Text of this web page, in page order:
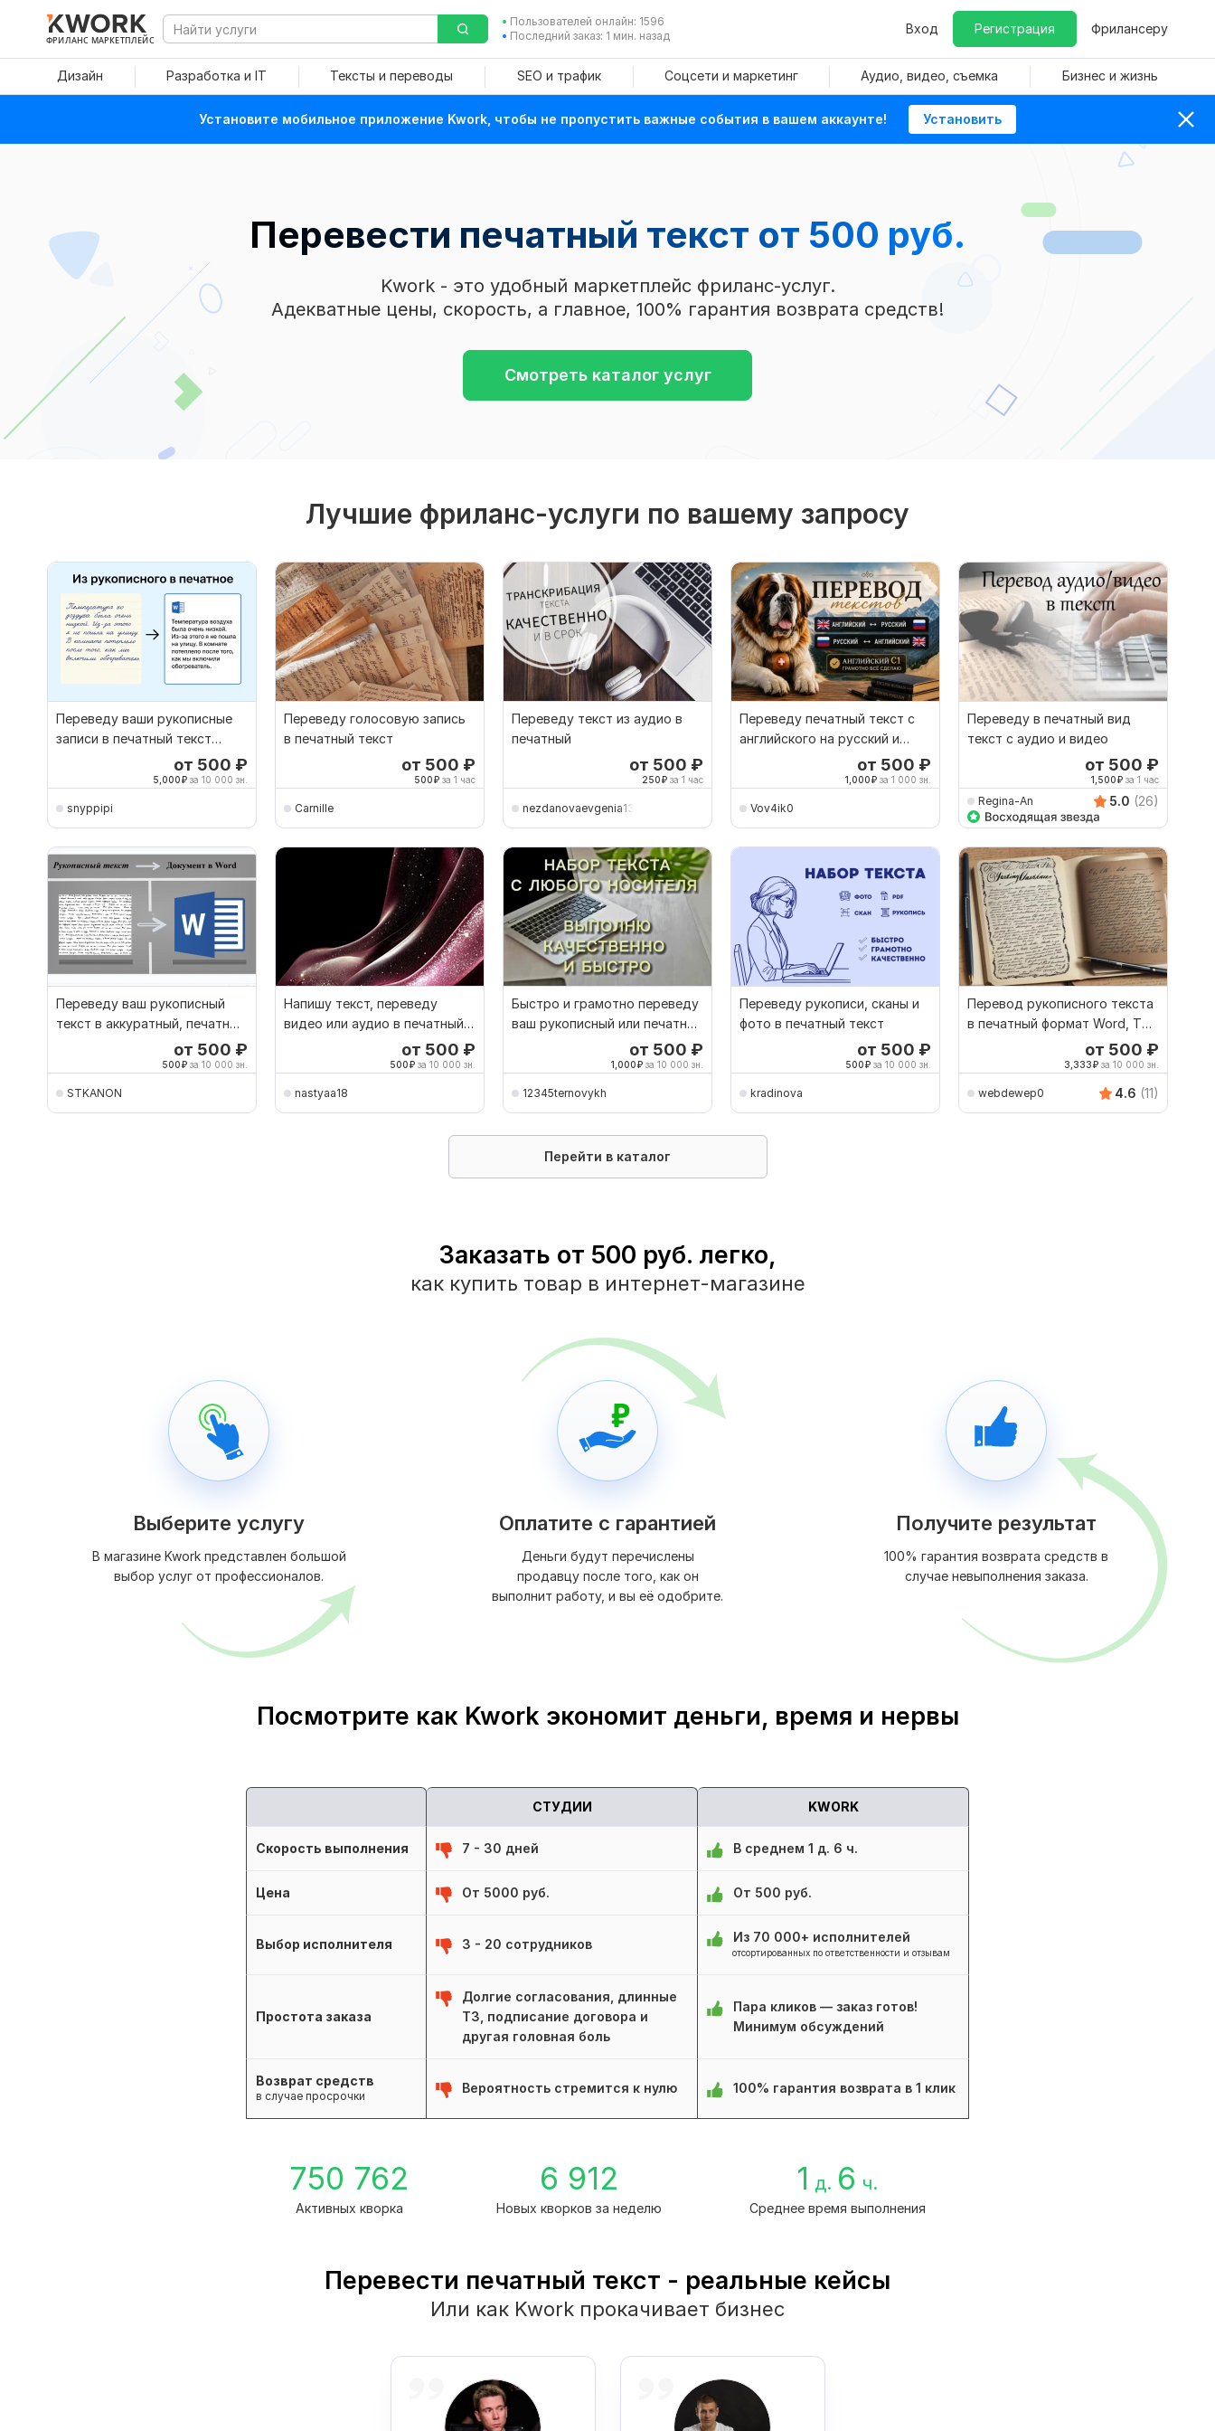
ФРИЛАНС МАРКЕТПЛЕЙС
Пользователей онлайн: 1596
Последний заказ: 1 мин. назад
Вход Регистрация Фрилансеру
Дизайн Разработка и IT Тексты и переводы SEO и трафик Соцсети и маркетинг Аудио, видео, съемка Бизнес и жизнь
Установите мобильное приложение Kwork, чтобы не пропустить важные события в вашем аккаунте! Установить
Перевести печатный текст от 500 руб.
Kwork - это удобный маркетплейс фриланс-услуг.
Адекватные цены, скорость, а главное, 100% гарантия возврата средств!
Смотреть каталог услуг
Лучшие фриланс-услуги по вашему запросу
Переведу ваши рукописные
записи в печатный текст
от 500 ₽
5,000₽ за 10 000 зн.
snyppipi
Переведу голосовую запись
в печатный текст
от 500 ₽
500₽ за 1 час
Carnille
Переведу текст из аудио в
печатный
от 500 ₽
250₽ за 1 час
nezdanovaevgenia13
Переведу печатный текст с
английского на русский и
от 500 ₽
1,000₽ за 1 000 зн.
Vov4ik0
Переведу в печатный вид
текст с аудио и видео
от 500 ₽
1,500₽ за 1 час
Regina-An 5.0 (26)
Переведу ваш рукописный
текст в аккуратный, печатный
от 500 ₽
500₽ за 10 000 зн.
STKANON
Напишу текст, переведу
видео или аудио в печатный
от 500 ₽
500₽ за 10 000 зн.
nastyaa18
Быстро и грамотно переведу
ваш рукописный или печатный
от 500 ₽
1,000₽ за 10 000 зн.
12345ternovykh
Переведу рукописи, сканы и
фото в печатный текст
от 500 ₽
500₽ за 10 000 зн.
kradinova
Перевод рукописного текста
в печатный формат Word, TXT
от 500 ₽
3,333₽ за 10 000 зн.
webdewep0 4.6 (11)
Перейти в каталог
Заказать от 500 руб. легко,
как купить товар в интернет-магазине
Выберите услугу
В магазине Kwork представлен большой
выбор услуг от профессионалов.
Оплатите с гарантией
Деньги будут перечислены
продавцу после того, как он
выполнит работу, и вы её одобрите.
Получите результат
100% гарантия возврата средств в
случае невыполнения заказа.
Посмотрите как Kwork экономит деньги, время и нервы
СТУДИИ KWORK
Скорость выполнения 7 - 30 дней В среднем 1 д. 6 ч.
Цена От 5000 руб. От 500 руб.
Выбор исполнителя 3 - 20 сотрудников Из 70 000+ исполнителей
отсортированных по ответственности и отзывам
Простота заказа
Долгие согласования, длинные
ТЗ, подписание договора и
другая головная боль
Пара кликов — заказ готов!
Минимум обсуждений
Возврат средств
в случае просрочки
Вероятность стремится к нулю 100% гарантия возврата в 1 клик
750 762
Активных кворка
6 912
Новых кворков за неделю
1 д. 6 ч.
Среднее время выполнения
Перевести печатный текст - реальные кейсы
Или как Kwork прокачивает бизнес